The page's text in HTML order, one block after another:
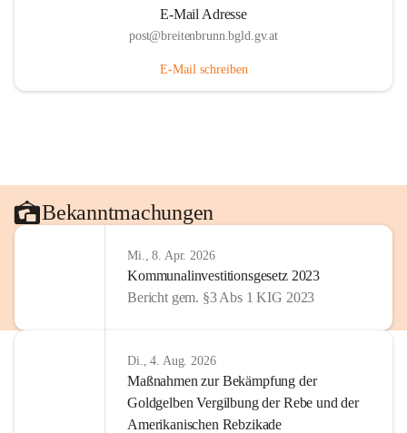
E-Mail Adresse
post@breitenbrunn.bgld.gv.at
E-Mail schreiben
Bekanntmachungen
Mi., 8. Apr. 2026
Kommunalinvestitionsgesetz 2023
Bericht gem. §3 Abs 1 KIG 2023
Di., 4. Aug. 2026
Maßnahmen zur Bekämpfung der
Goldgelben Vergilbung der Rebe und der
Amerikanischen Rebzikade